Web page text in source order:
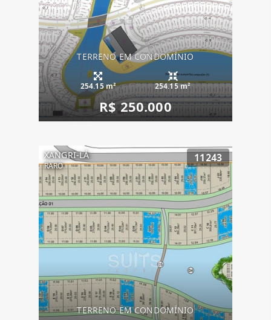
TERRENO EM CONDOMÍNIO
254.15 m² 254.15 m²
R$ 250.000
XANGRI-LÁ
RARO
11243
TERRENO EM CONDOMÍNIO